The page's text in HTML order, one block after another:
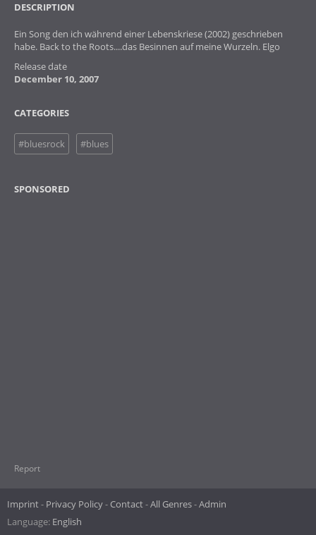
DESCRIPTION
Ein Song den ich während einer Lebenskriese (2002) geschrieben
habe. Back to the Roots....das Besinnen auf meine Wurzeln. Elgo
Release date
December 10, 2007
CATEGORIES
#bluesrock #blues
SPONSORED
Report
Imprint Privacy Policy Contact All Genres Admin
Language: English